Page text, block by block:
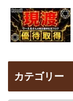
カテゴリー